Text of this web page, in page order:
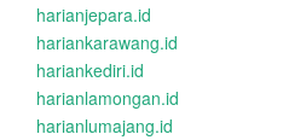
harianjepara.id
hariankarawang.id
hariankediri.id
harianlamongan.id
harianlumajang.id